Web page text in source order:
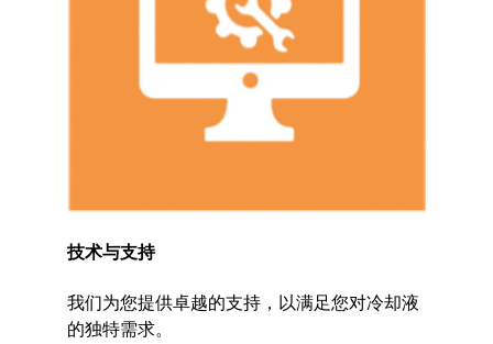
技术与支持
我们为您提供卓越的支持，以满足您对冷却液
的独特需求。